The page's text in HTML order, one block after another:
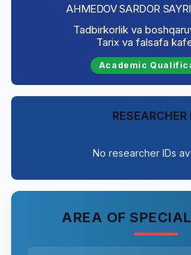
AHMEDOV SARDOR
Tadbirkorlik va
Tarix va falsafa
Academic
RESEARCHER
No researcher IDs
AREA OF